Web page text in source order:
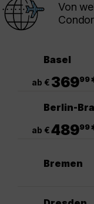
Von
Basel
ab € 36999
Berlin-
ab €48999
Bremen